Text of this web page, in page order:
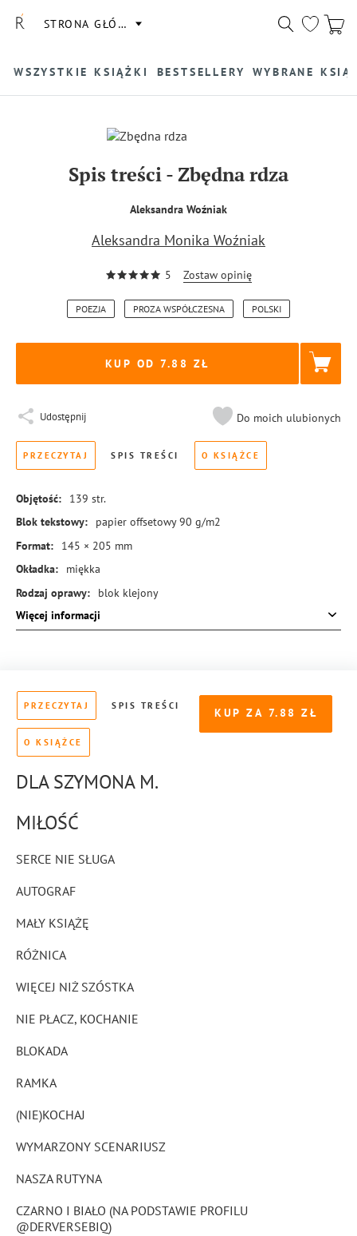
STRONA GŁÓWNA
WSZYSTKIE KSIĄŻKI BESTSELLERY WYBRANE
Spis treści-Zbędna rdza
Aleksandra Woźniak
Aleksandra Monika Woźniak
5 Zostaw opinię
POEZJA PROZA WSPÓŁCZESNA POLSKI
KUP OD 7.88
Udostępnij Do moich ulubionych
PRZECZYTAJ SPIS TREŚCI O KSIĄŻCE
Objętość: 139 str.
Blok tekstowy:
papier offsetowy 90 g/m2
Format:
145 × 205 mm
Okładka:
miękka
Rodzaj oprawy:
blok klejony
ISBN:
978-83-8155-858-7
Więcej informacji
KUP ZA 7.88
PRZECZYTAJ SPIS TREŚCI
O KSIĄŻCE
DLA SZYMONA M.
MIŁOŚĆ
SERCE NIE SŁUGA
AUTOGRAF
MAŁY KSIĄŻĘ
RÓŻNICA
WIĘCEJ NIŻ SZÓSTKA
NIE PŁACZ, KOCHANIE
BLOKADA
RAMKA
(NIE)KOCHAJ
WYMARZONY SCENARIUSZ
NASZA RUTYNA
CZARNO I BIAŁO (NA PODSTAWIE PROFILU
@DERVERSEBIQ)